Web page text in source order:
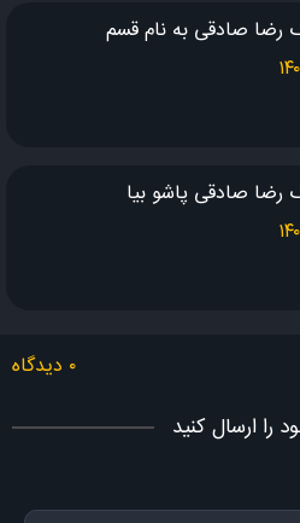
رضا صادقی به نام قسم
رضا صادقی پاشو بیا
۰ دیدگاه
را ارسال کنید